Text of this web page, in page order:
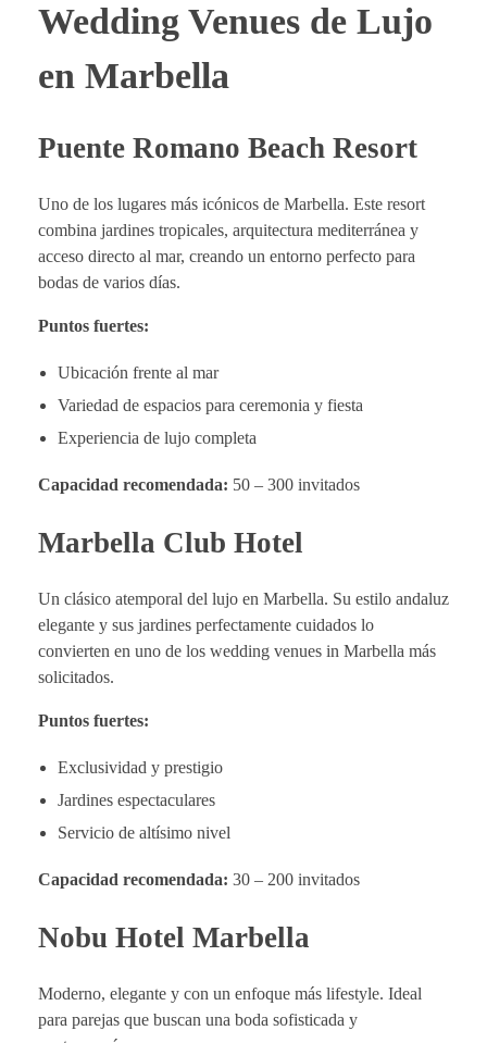
Wedding Venues de Lujo
en Marbella
Puente Romano Beach Resort
Uno de los lugares más icónicos de Marbella. Este resort
combina jardines tropicales, arquitectura mediterránea y
acceso directo al mar, creando un entorno perfecto para
bodas de varios días.
Puntos fuertes:
Ubicación frente al mar
Variedad de espacios para ceremonia y fiesta
Experiencia de lujo completa
Capacidad recomendada: 50 – 300 invitados
Marbella Club Hotel
Un clásico atemporal del lujo en Marbella. Su estilo andaluz
elegante y sus jardines perfectamente cuidados lo
convierten en uno de los wedding venues in Marbella más
solicitados.
Puntos fuertes:
Exclusividad y prestigio
Jardines espectaculares
Servicio de altísimo nivel
Capacidad recomendada: 30 – 200 invitados
Nobu Hotel Marbella
Moderno, elegante y con un enfoque más lifestyle. Ideal
para parejas que buscan una boda sofisticada y